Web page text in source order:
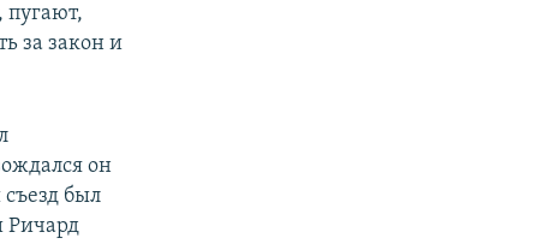
пугают,
за закон и
он
был
Ричард